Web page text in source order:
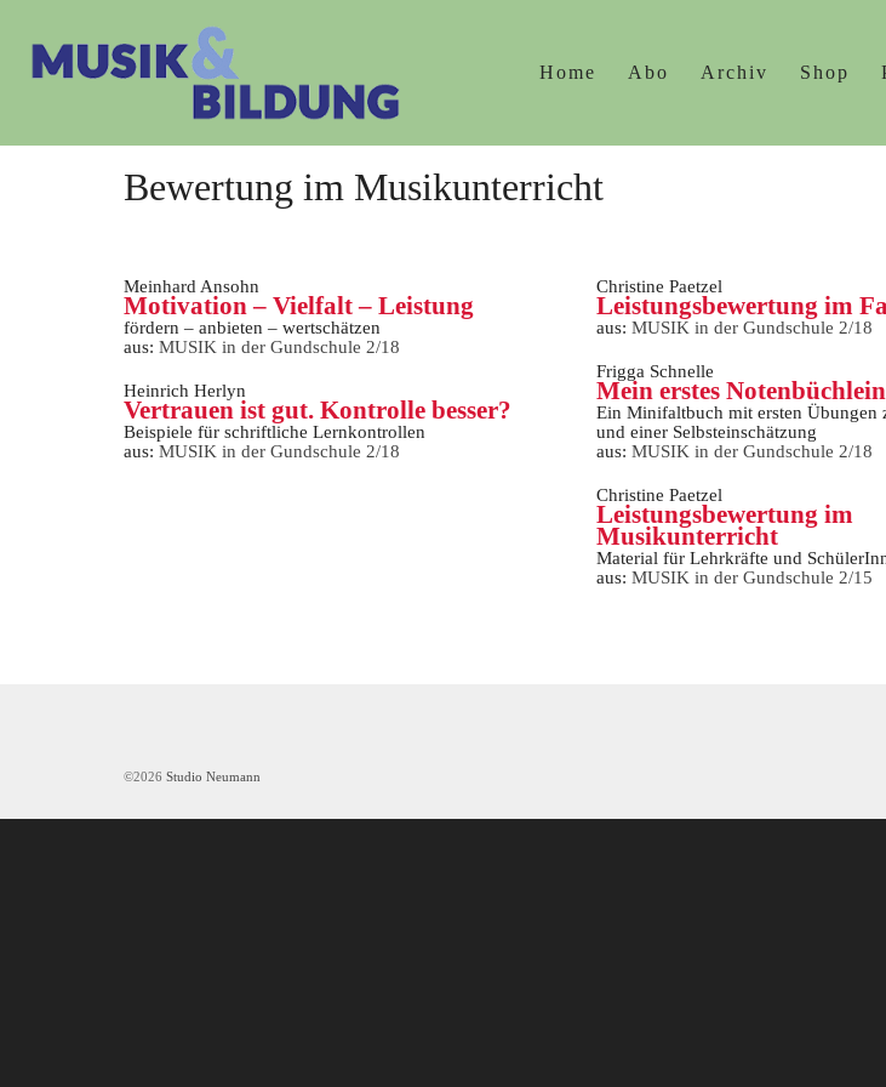
Home Abo Archiv Shop
Bewertung im Musikunterricht
Meinhard Ansohn
Motivation – Vielfalt – Leistung
fördern – anbieten – wertschätzen
aus: MUSIK in der Gundschule 2/18
Heinrich Herlyn
Vertrauen ist gut. Kontrolle besser?
Beispiele für schriftliche Lernkontrollen
aus: MUSIK in der Gundschule 2/18
Christine Paetzel
Leistungsbewertung im
aus: MUSIK in der Gundschule 2/18
Frigga Schnelle
Mein erstes Notenbüchlein
Ein Minifaltbuch mit ersten Übungen
und einer Selbsteinschätzung
aus: MUSIK in der Gundschule 2/18
Christine Paetzel
Leistungsbewertung im
Musikunterricht
Material für Lehrkräfte und
aus: MUSIK in der Gundschule 2/15
©2026 Studio Neumann